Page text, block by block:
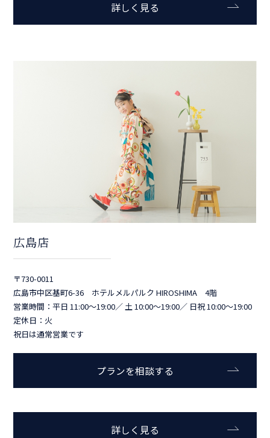
詳しく見る
広島店
〒730-0011
広島市中区基町6-36 ホテルメルパルク HIROSHIMA 4階
営業時間：平日 11:00～19:00／ 土 10:00～19:00／ 日祝 10:00～19:00
定休日：火
祝日は通常営業です
プランを相談する
詳しく見る